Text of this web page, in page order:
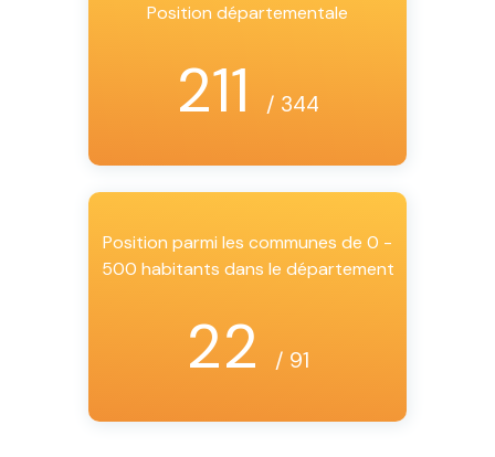
Position départementale
211 / 344
Position parmi les communes de 0 -
500 habitants dans le département
22 / 91